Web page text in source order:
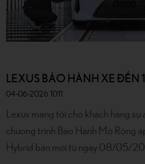
LEXUS BẢO HÀNH XE ĐẾN
04-06-2026 10:11
Lexus mang tới cho khách hàng sự
chương trình Bảo Hành Mở Rộng
Hybrid bán mới từ ngày 08/05/